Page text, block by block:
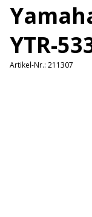
YTR-
Artikel-Nr.: 211307